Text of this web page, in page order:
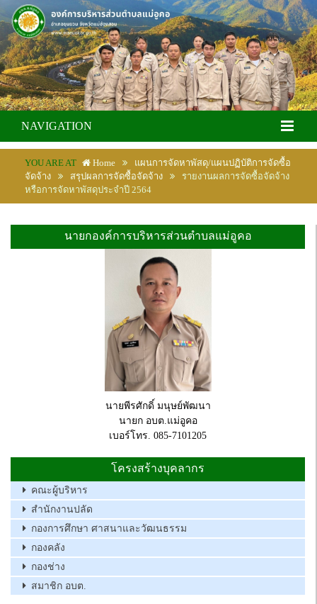
NAVIGATION
YOU ARE AT Home
แผนการจัดหาพัสดุ/แผนปฏิบัติการจัดซื้อ
จัดจ้าง
สรุปผลการจัดซื้อจัดจ้าง
รายงานผลการจัดซื้อจัดจ้าง
หรือการจัดหาพัสดุประจำปี 2564
นายกองค์การบริหารส่วนตำบลแม่อูคอ
นายพีรศักดิ์ มนุษย์พัฒนา
นายก อบต.แม่อูคอ
เบอร์โทร. 085-7101205
โครงสร้างบุคลากร
คณะผู้บริหาร
สำนักงานปลัด
กองการศึกษา ศาสนาและวัฒนธรรม
กองคลัง
กองช่าง
สมาชิก อบต.